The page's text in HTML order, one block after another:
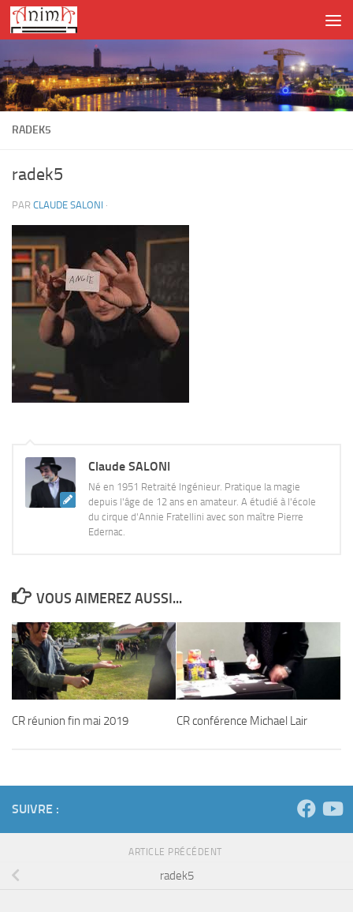
Skip to content
RADEK5
radek5
PAR CLAUDE SALONI ·
Claude SALONI
Né en 1951 Retraité Ingénieur. Pratique la magie
depuis l'âge de 12 ans en amateur. A étudié à l'école
du cirque d'Annie Fratellini avec son maître Pierre
Edernac.
VOUS AIMEREZ AUSSI...
CR réunion fin mai 2019 CR conférence Michael Lair
SUIVRE :
ARTICLE PRÉCÉDENT
radek5